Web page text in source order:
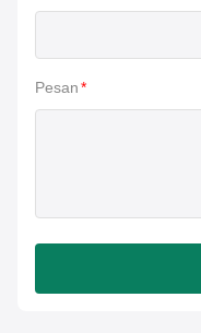
Pesan*